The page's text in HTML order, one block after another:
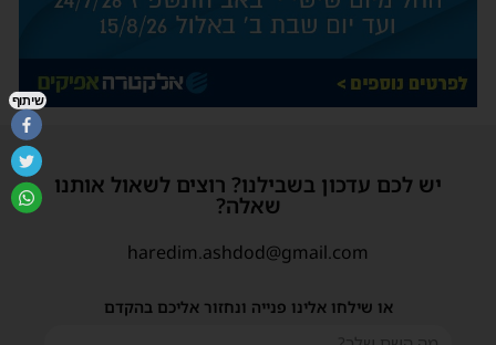
יש לכם עדכון בשבילנו? רוצים לשאול אותנו
שאלה?
haredim.ashdod@gmail.com
או שילחו אלינו פנייה ונחזור אליכם בהקדם
שיתוף